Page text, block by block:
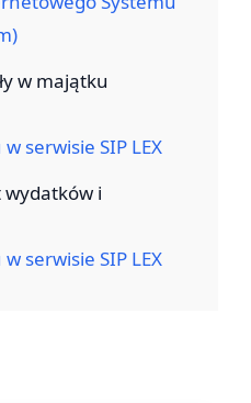
w majątku
serwisie SIP LEX
wydatków i
serwisie SIP LEX